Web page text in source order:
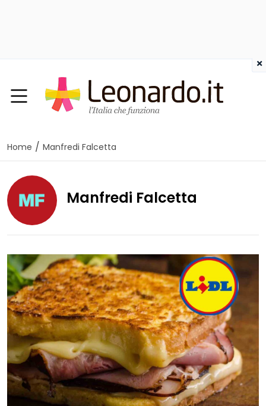
Home / Manfredi Falcetta
Manfredi Falcetta
×